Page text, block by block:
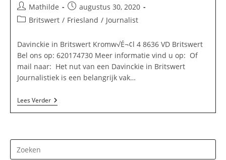
Bericht
auteur:
Mathilde
Bericht
gepubliceerd
augustus 30, 2020
Berichtcategorie:
Britswert / Friesland / Journalist
Davinckie in Britswert Kromw√É¬¢l 4 8636 VD Britswert
Bel ons op: 620174730 Meer informatie vind u op: Of
mail naar: Het nut van een Davinckie in Britswert
Journalistiek is een belangrijk vak…
Lees VerderDavinckie
In
op